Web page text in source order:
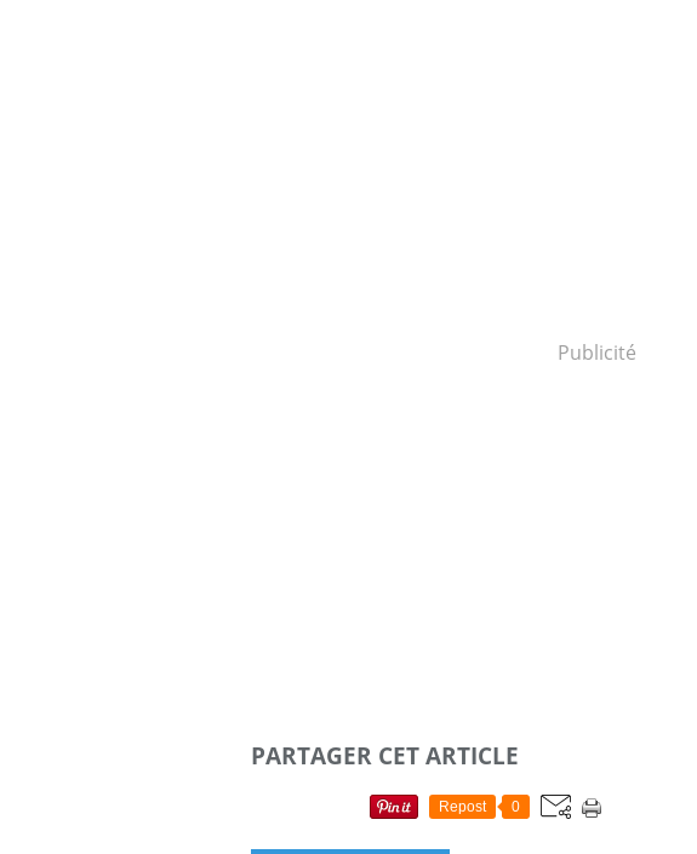
Publicité
PARTAGER CET ARTICLE
Repost 0